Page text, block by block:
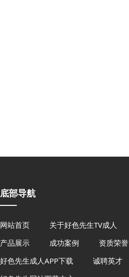
底部导航
网站首页
关于好色先生TV成人
产品展示
成功案例
资质荣誉
好色先生成人APP下载
诚聘英才